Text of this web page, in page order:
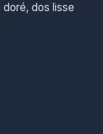
doré, dos lisse